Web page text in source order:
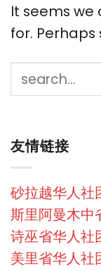
It seems we
for.
友情链接
砂拉越华人社
斯里阿曼木中
诗巫省华人社
美里省华人社